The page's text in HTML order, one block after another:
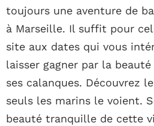
toujours une aventure de
à Marseille. Il suffit pour
site aux dates qui vous
laisser gagner par la
ses calanques. Découvrez
seuls les marins le voient.
beauté tranquille de cette